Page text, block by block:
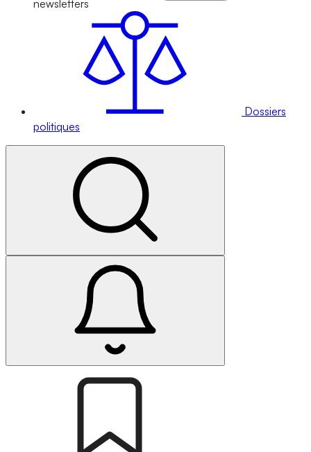
newsletters
Dossiers
politiques